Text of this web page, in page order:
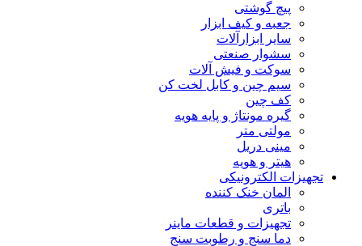
پیچ گوشتی
جعبه و کیف ابزار
سایر ابزارآلات
سشوار صنعتی
سوکت و فیش آلات
سیم چین و کابل لخت کن
کف چین
گیره مونتاژ و پایه هویه
مولتی متر
مینی دریل
هیتر و هویه
تجهیزات الکترونیکی
المان خنک کننده
باتری
تجهیزات و قطعات ماینر
دما سنج و رطوبت سنج